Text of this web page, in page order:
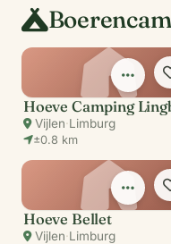
Vijlen·Limburg
±0.8 km
Hoeve Bellet
Vijlen·Limburg